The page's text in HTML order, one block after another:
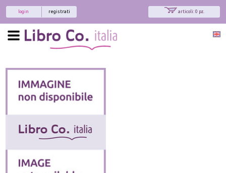
articoli: 0 pz.
registrati
login